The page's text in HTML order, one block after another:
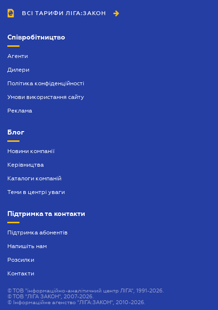
ВСІ ТАРИФИ ЛІГА:ЗАКОН
Співробітництво
Агенти
Дилери
Політика конфіденційності
Умови використання сайту
Реклама
Блог
Новини компанії
Керівництва
Каталоги компаній
Теми в центрі уваги
Підтримка та контакти
Підтримка абонентів
Напишіть нам
Розсилки
Контакти
©ТОВ "інформаційно-аналітичний центр ЛІГА", 1991-2026.
©ТОВ "ЛІГА ЗАКОН", 2007-2026.
© Інформаційне агенство "ЛІГА:ЗАКОН", 2010-2026.